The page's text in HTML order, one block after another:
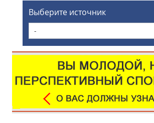
Выберите источник
-